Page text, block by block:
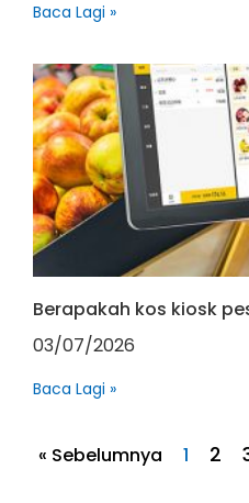
Baca Lagi »
Berapakah kos kiosk
03/07/2026
Baca Lagi »
« Sebelumnya 1 2